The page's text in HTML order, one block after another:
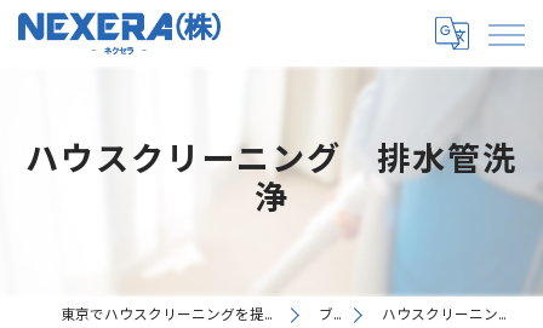
ハウスクリーニング 排水管洗
浄
東京でハウスクリーニングを提供するNEXERA株式会社 ブログ ハウスクリーニング 排水管洗浄